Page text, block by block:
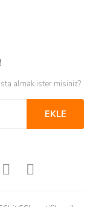
almak ister misiniz?
EKLE